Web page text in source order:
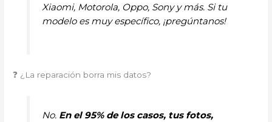
Xiaomi, Motorola, Oppo, Sony y más. Si tu
modelo es muy específico, ¡pregúntanos!
❓ ¿La reparación borra mis datos?
No. En el 95% de los casos, tus fotos,